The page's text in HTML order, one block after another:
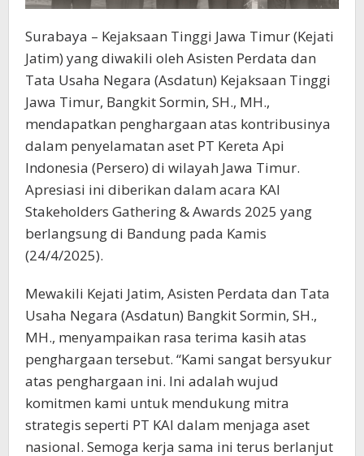
Surabaya – Kejaksaan Tinggi Jawa Timur (Kejati
Jatim) yang diwakili oleh Asisten Perdata dan
Tata Usaha Negara (Asdatun) Kejaksaan Tinggi
Jawa Timur, Bangkit Sormin, SH., MH.,
mendapatkan penghargaan atas kontribusinya
dalam penyelamatan aset PT Kereta Api
Indonesia (Persero) di wilayah Jawa Timur.
Apresiasi ini diberikan dalam acara KAI
Stakeholders Gathering & Awards 2025 yang
berlangsung di Bandung pada Kamis
(24/4/2025).
Mewakili Kejati Jatim, Asisten Perdata dan Tata
Usaha Negara (Asdatun) Bangkit Sormin, SH.,
MH., menyampaikan rasa terima kasih atas
penghargaan tersebut. “Kami sangat bersyukur
atas penghargaan ini. Ini adalah wujud
komitmen kami untuk mendukung mitra
strategis seperti PT KAI dalam menjaga aset
nasional. Semoga kerja sama ini terus berlanjut